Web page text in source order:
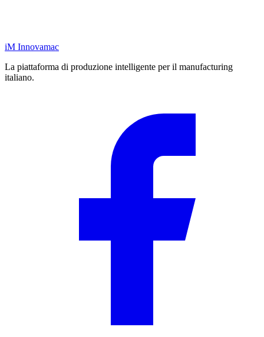
iM Innovamac
La piattaforma di produzione intelligente per il manufacturing
italiano.